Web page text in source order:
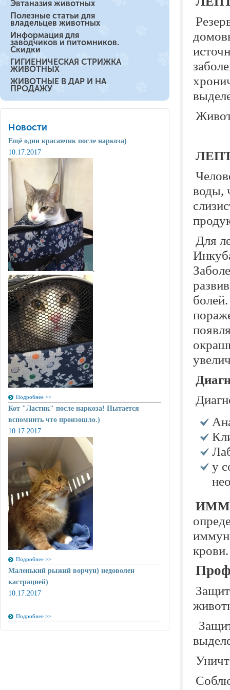
Эвтаназия животных
Полезные статьи для
владельцев животных
Информация для
заводчиков и питомников.
Скидки
ГИГИЕНИЧЕСКАЯ СТРИЖКА
ЖИВОТНЫХ
ЖИВОТНЫЕ В ДАР И НА
ПРОДАЖУ
Новости
Ещё один красавчик после наркоза)
10.17.2017
Подробнее >>
Кот "Ластик" после наркоза! Пытается
вспомнить что произошло.)
10.17.2017
Подробнее >>
Маленький рыжий ворчун) недоволен
кастрацией)
10.17.2017
Подробнее >>
воды,
Для
у
крови.